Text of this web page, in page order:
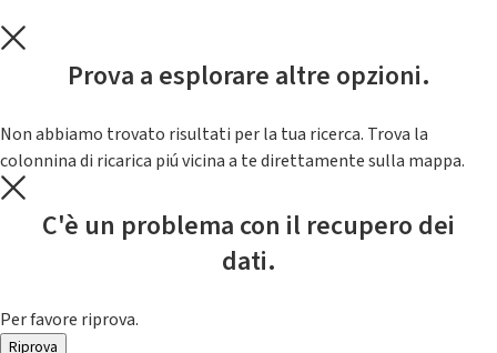
Prova a esplorare altre opzioni.
Non abbiamo trovato risultati per la tua ricerca. Trova la
colonnina di ricarica piú vicina a te direttamente sulla mappa.
C'è un problema con il recupero dei
dati.
Per favore riprova.
Riprova